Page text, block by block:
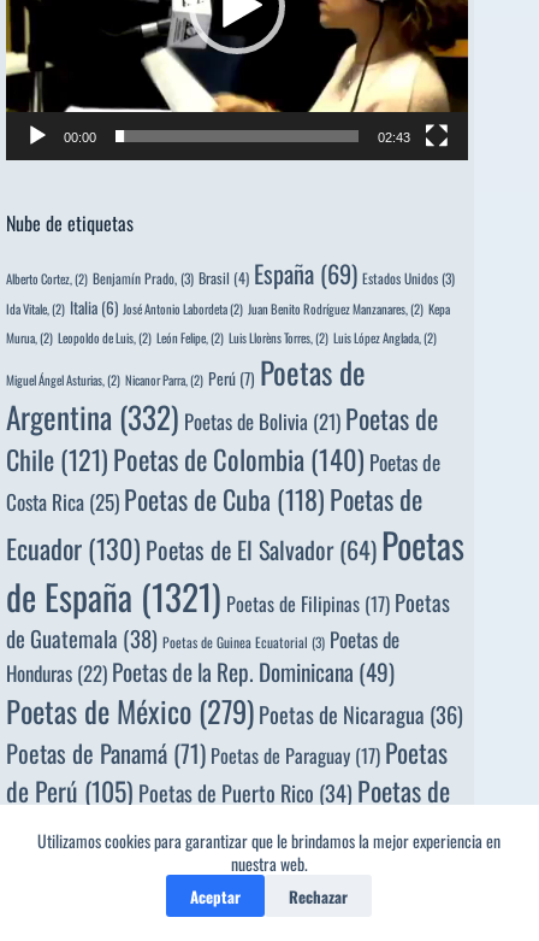
Utilizamos cookies para garantizar que le brindamos la mejor experiencia en
nuestra web.
Aceptar Rechazar
00:00 02:43
Nube de etiquetas
Alberto Cortez, (2) Benjamín Prado,(3) Brasil (4) España (69) Estados Unidos(3)
Ida Vitale, (2) Italia (6) José Antonio Labordeta(2) Juan Benito Rodríguez Manzanares, (2) Kepa
Murua, (2) Leopoldo de Luis, (2) León Felipe, (2) Luis Llorèns Torres, (2) Luis López Anglada, (2)
Miguel Ángel Asturias, (2) Nicanor Parra, (2) Perú (7) Poetas de
Argentina (332) Poetas de Bolivia (21) Poetas de
Chile(121)Poetas de Colombia (140) Poetas de
Costa Rica(25)Poetas de Cuba (118)Poetas de
Ecuador(130) Poetas de El Salvador(64)Poetas
de España (1321) Poetas de Filipinas (17) Poetas
de Guatemala (38) Poetas de Guinea Ecuatorial (3) Poetas de
Honduras (22) Poetas de la Rep. Dominicana (49)
Poetas de México(279)Poetas de Nicaragua (36)
Poetas de Panamá (71) Poetas de Paraguay (17) Poetas
de Perú (105) Poetas de Puerto Rico (34) Poetas de
Uruguay(120)Poetas de Venezuela(113) Porfirio Barba
(2) Rosario Castellanos,